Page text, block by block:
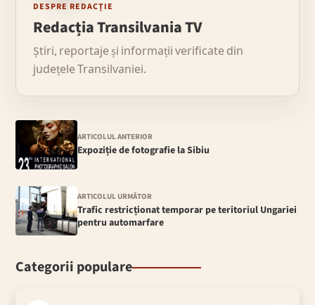
DESPRE REDACȚIE
Redacția Transilvania TV
Știri, reportaje și informații verificate din
județele Transilvaniei.
ARTICOLUL ANTERIOR
Expoziție de fotografie la Sibiu
ARTICOLUL URMĂTOR
Trafic restricționat temporar pe teritoriul Ungariei
pentru automarfare
Categorii populare